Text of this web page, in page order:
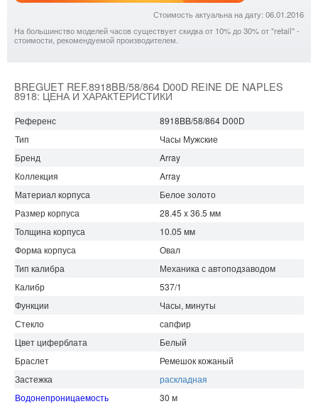
Стоимость актуальна на дату: 06.01.2016
На большинство моделей часов существует скидка от 10% до 30% от "retail" -
стоимости, рекомендуемой производителем.
BREGUET REF.8918BB/58/864 D00D REINE DE NAPLES
8918: ЦЕНА И ХАРАКТЕРИСТИКИ
Референс
8918BB/58/864 D00D
Тип
Часы Мужские
Бренд
Array
Коллекция
Array
Материал корпуса
Белое золото
Размер корпуса
28.45 x 36.5 мм
Толщина корпуса
10.05 мм
Форма корпуса
Овал
Тип калибра
Механика с автоподзаводом
Калибр
537/1
Функции
Часы, минуты
Стекло
сапфир
Цвет циферблата
Белый
Браслет
Ремешок кожаный
Застежка
раскладная
Водонепроницаемость
30 м